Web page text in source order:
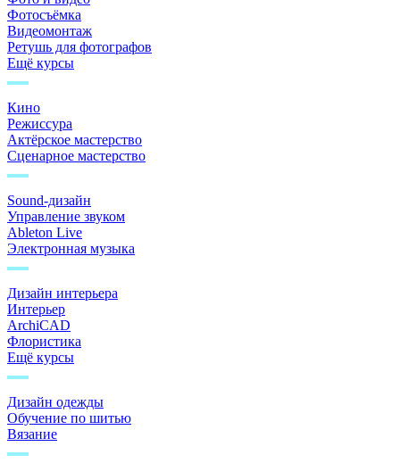
Фотосъёмка
Видеомонтаж
Ретушь для фотографов
Ещё курсы
Кино
Режиссура
Актёрское мастерство
Сценарное мастерство
Sound-дизайн
Управление звуком
Ableton Live
Электронная музыка
Дизайн интерьера
Интерьер
ArchiCAD
Флористика
Ещё курсы
Дизайн одежды
Обучение по шитью
Вязание